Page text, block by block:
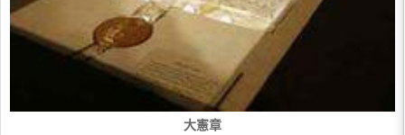
大憲章